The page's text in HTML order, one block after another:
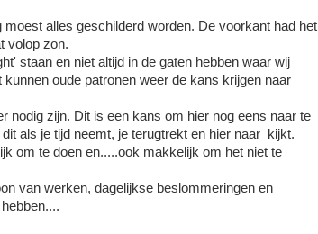
alles geschilderd worden. De voorkant had het
volop zon.
staan en niet altijd in de gaten hebben waar wij
kunnen oude patronen weer de kans krijgen naar
nodig zijn. Dit is een kans om hier nog eens naar te
als je tijd neemt, je terugtrekt en hier naar kijkt.
om te doen en.....ook makkelijk om het niet te
van werken, dagelijkse beslommeringen en